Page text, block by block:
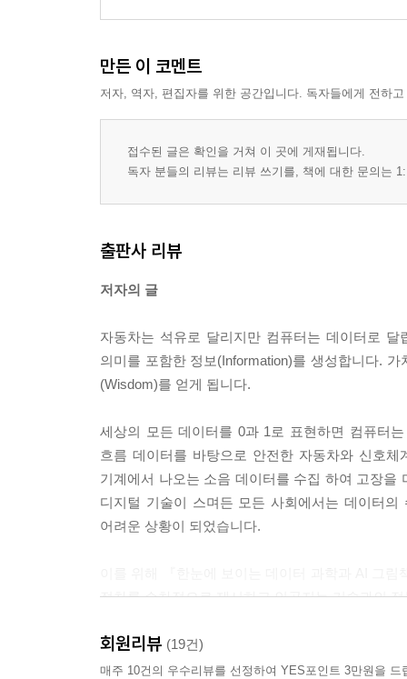
만든 이 코멘트
저자, 역자, 편집자를 위한 공간입니다. 독자들에게 전하
접수된 글은 확인을 거쳐 이 곳에 게재됩니다.
독자 분들의 리뷰는 리뷰 쓰기를, 책에 대한 문의는
출판사 리뷰
저자의 글
자동차는 석유로 달리지만 컴퓨터는 데이터로
의미를 포함한 정보(Information)를 생성합니다.
(Wisdom)를 얻게 됩니다.
세상의 모든 데이터를 0과 1로 표현하면 컴퓨터
흐름 데이터를 바탕으로 안전한 자동차와 신호
기계에서 나오는 소음 데이터를 수집 하여 고장
디지털 기술이 스며든 모든 사회에서는 데이터
어려운 상황이 되었습니다.
절차를 순차적으로 제시하고 인공지능 기술과의
데이터 과학은 이론적인 접근만으로는 이해하기
따라하도록 코딩과 앱 활용 분석 예제를 제시 하
회원리뷰 (19건)
매주 10건의 우수리뷰를 선정하여 YES포인트 3만원을 드